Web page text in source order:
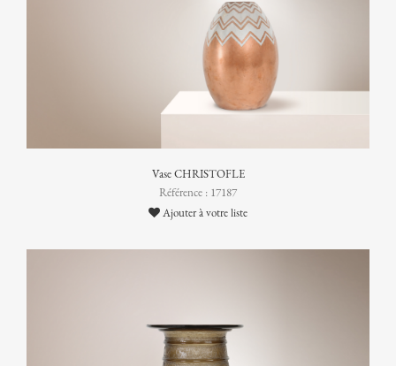
Vase CHRISTOFLE
Référence : 17187
Ajouter à votre liste